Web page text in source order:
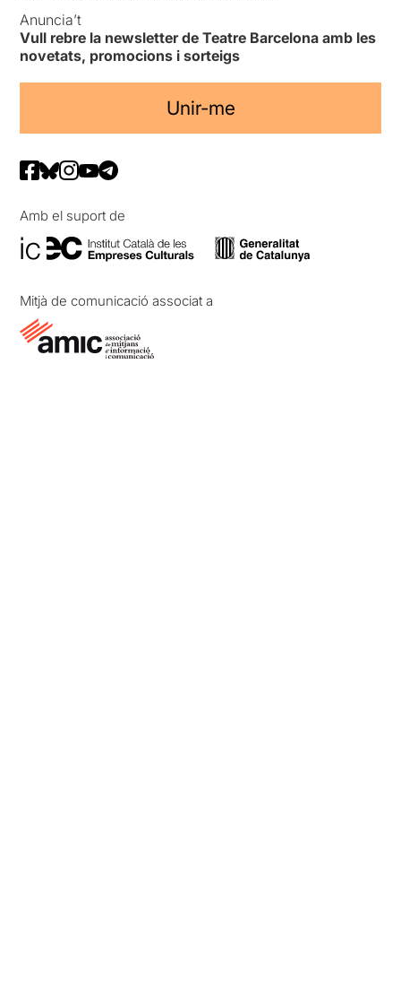
Anuncia’t
Vull rebre la newsletter de Teatre Barcelona amb les
novetats, promocions i sorteigs
Unir-me
Amb el suport de
Mitjà de comunicació associat a